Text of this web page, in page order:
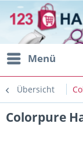
Menü
Übersicht
Colorpure